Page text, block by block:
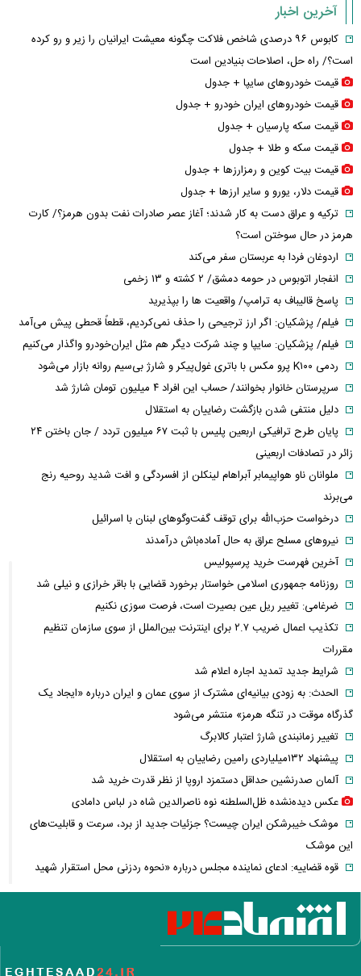
آخرین اخبار
کابوس ۹۶ درصدی شاخص فلاکت چگونه معیشت ایرانیان را زیر و رو کرده
است؟/ راه حل، اصلاحات بنیادین است
قیمت خودرو‌های سایپا + جدول
قیمت خودرو‌های ایران خودرو + جدول
قیمت سکه پارسیان + جدول
قیمت سکه و طلا + جدول
قیمت بیت کوین و رمزارز‌ها + جدول
قیمت دلار، یورو و سایر ارز‌ها + جدول
ترکیه و عراق دست به کار شدند؛ آغاز عصر صادرات نفت بدون هرمز؟/ کارت
هرمز در حال سوختن است؟
اردوغان فردا به عربستان سفر می‌کند
انفجار اتوبوس در حومه دمشق/ ۲ کشته و ۱۳ زخمی
پاسخ قالیباف به ترامپ/ واقعیت ها را بپذیرید
فیلم/ پزشکیان: اگر ارز ترجیحی را حذف نمی‌کردیم، قطعاً قحطی پیش می‌آمد
فیلم/ پزشکیان: سایپا و چند شرکت دیگر هم مثل ایران‌خودرو واگذار می‌کنیم
ردمی K۱۰۰ پرو مکس با باتری غول‌پیکر و شارژ بی‌سیم روانه بازار می‌شود
سرپرستان خانوار بخوانند/ حساب این افراد ۴ میلیون تومان شارژ شد
دلیل منتفی شدن بازگشت رضاییان به استقلال
پایان طرح ترافیکی اربعین پلیس با ثبت ۶۷ میلیون تردد / جان باختن ۲۴
زائر در تصادفات اربعینی
ملوانان ناو هواپیمابر آبراهام لینکلن از افسردگی و افت شدید روحیه رنج
می‌برند
درخواست حزب‌الله برای توقف گفت‌وگوهای لبنان با اسرائیل
نیروهای مسلح عراق به حال آماده‌باش درآمدند
آخرین فهرست خرید پرسپولیس
روزنامه جمهوری اسلامی خواستار برخورد قضایی با باقر خرازی و نیلی شد
ضرغامی: تغییر ریل عین بصیرت است، فرصت سوزی نکنیم
تکذیب اعمال ضریب ۲.۷ برای اینترنت بین‌الملل از سوی سازمان تنظیم
مقررات
شرایط جدید تمدید اجاره اعلام شد
الحدث: به زودی بیانیه‌ای مشترک از سوی عمان و ایران درباره «ایجاد یک
گذرگاه موقت در تنگه هرمز» منتشر می‌شود
تغییر زمانبندی‌ شارژ اعتبار کالابرگ
پیشنهاد ۱۳۲میلیاردی رامین رضاییان به استقلال
آلمان صدرنشین حداقل دستمزد اروپا از نظر قدرت خرید شد
عکس دیده‌نشده ظل‌السلطنه نوه ناصرالدین شاه در لباس دامادی
موشک خیبرشکن ایران چیست؟ جزئیات جدید از برد، سرعت و قابلیت‌های
این موشک
قوه قضاییه: ادعای نماینده مجلس درباره «نحوه ردزنی محل استقرار شهید
لاریجانی» صحت ندارد
قدرت‌نمایی تکاوران ارتش
شرط جدید بازنشستگی اعلام شد؛ چه کسانی باید بیشتر کار کنند؟